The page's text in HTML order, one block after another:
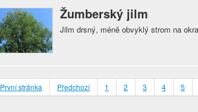
Žumberský jilm
Jilm drsný, méně obvyklý strom na
První stránka Předchozí 1 2 3 4 5